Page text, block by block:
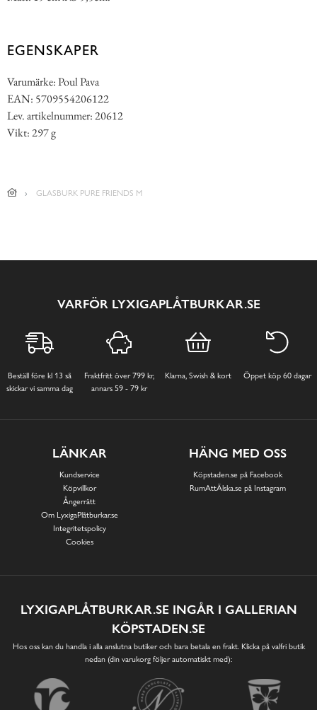
EGENSKAPER
Varumärke: Poul Pava
EAN: 5709554206122
Lev. artikelnummer: 20612
Vikt: 297 g
GLASBURK PURE FRIENDS M
VARFÖR LYXIGAPLÅTBURKAR.SE
Beställ före kl 13 så
skickar vi samma dag
Fraktfritt över 799 kr,
annars 59 - 79 kr
Klarna, Swish & kort Öppet köp 60 dagar
LÄNKAR
Kundservice
Köpvillkor
Ångerrätt
Om LyxigaPlåtburkar.se
Integritetspolicy
Cookies
HÄNG MED OSS
Köpstaden.se på Facebook
RumAttÄlska.se på Instagram
LYXIGAPLÅTBURKAR.SE INGÅR I GALLERIAN
KÖPSTADEN.SE
Hos oss kan du handla i alla anslutna butiker och bara betala en frakt. Klicka på valfri butik
nedan (din varukorg följer automatiskt med):